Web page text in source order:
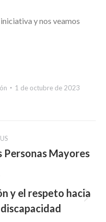
y nos veamos
1 de octubre de 2023
Personas Mayores
y el respeto hacia